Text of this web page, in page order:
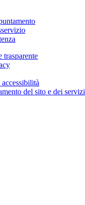
trasparente
del sito e dei servizi